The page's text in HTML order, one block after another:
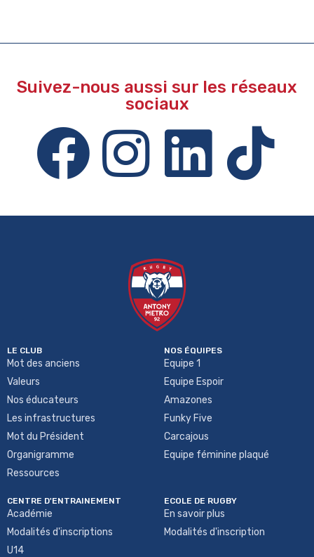
Suivez-nous aussi sur les réseaux
sociaux
LE CLUB
Mot des anciens
Valeurs
Nos éducateurs
Les infrastructures
Mot du Président
Organigramme
Ressources
NOS ÉQUIPES
Equipe 1
Equipe Espoir
Amazones
Funky Five
Carcajous
Equipe féminine plaqué
CENTRE D'ENTRAINEMENT
Académie
Modalités d'inscriptions
U14
ECOLE DE RUGBY
En savoir plus
Modalités d'inscription